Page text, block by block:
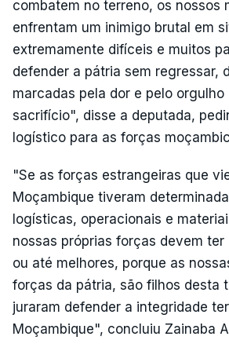
combatem no terreno, os nossos
enfrentam um inimigo brutal em
extremamente difíceis e muitos
defender a pátria sem regressar,
marcadas pela dor e pelo orgulho
sacrifício", disse a deputada,
logístico para as forças
"Se as forças estrangeiras que
Moçambique tiveram
logísticas, operacionais e
nossas próprias forças devem
ou até melhores, porque as
forças da pátria, são filhos desta
juraram defender a integridade
Moçambique", concluiu Zainaba